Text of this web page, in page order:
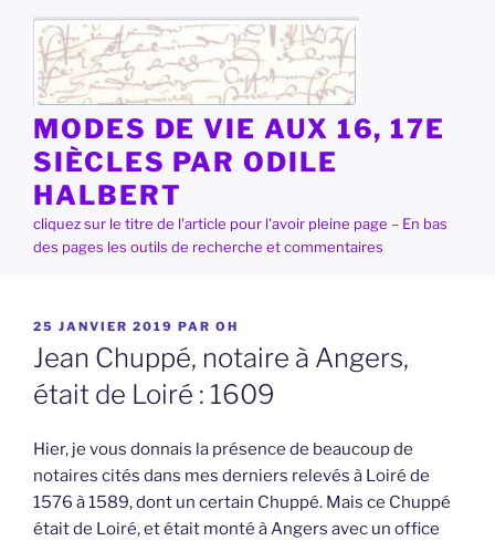
contenu
principal
MODES DE VIE AUX 16, 17E
SIÈCLES PAR ODILE
HALBERT
cliquez sur le titre de l'article pour l'avoir pleine page – En bas
des pages les outils de recherche et commentaires
PUBLIÉ
LE
25 JANVIER 2019 PAR OH
Jean Chuppé, notaire à Angers,
était de Loiré : 1609
Hier, je vous donnais la présence de beaucoup de
notaires cités dans mes derniers relevés à Loiré de
1576 à 1589, dont un certain Chuppé. Mais ce Chuppé
était de Loiré, et était monté à Angers avec un office